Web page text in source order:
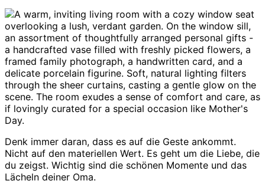
Denk immer daran, dass es auf die Geste ankommt.
Nicht auf den materiellen Wert. Es geht um die Liebe, die
du zeigst. Wichtig sind die schönen Momente und das
Lächeln deiner Oma.